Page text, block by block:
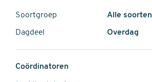
Soortgroep Alle soorten
Dagdeel Overdag
Coördinatoren